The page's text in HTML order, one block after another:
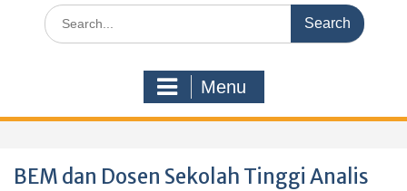
Search
for:
Menu
BEM dan Dosen Sekolah Tinggi Analis